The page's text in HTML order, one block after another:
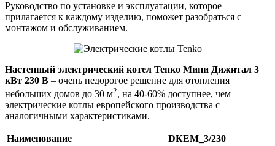
Руководство по установке и эксплуатации, которое
прилагается к каждому изделию, поможет разобраться с
монтажом и обслуживанием.
Настенный электрический котел Тенко Мини Дижитал 3
кВт 230 В – очень недорогое решение для отопления
небольших домов до 30 м2, на 40-60% доступнее, чем
электрические котлы европейского производства с
аналогичными характеристиками.
Наименование
DКЕM_3/230